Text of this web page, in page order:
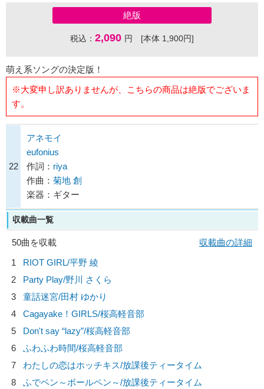
絶版
税込： 2,090 円 [本体 1,900円]
萌え系ソングの決定版！
※大変申し訳ありませんが、こちらの商品は絶版でございま
す。
22
アネモイ
eufonius
作詞： riya
作曲： 菊地 創
楽器：ギター
収載曲一覧
50曲を収載
収載曲の詳細
1
RIOT GIRL/平野 綾
2
Party Play/野川 さくら
3
童話迷宮/田村 ゆかり
4
Cagayake！GIRLS/桜高軽音部
5
Don't say “lazy”/桜高軽音部
6
ふわふわ時間/桜高軽音部
7
わたしの恋はホッチキス/放課後ティータイム
8
ふでペン～ボールペン～/放課後ティータイム